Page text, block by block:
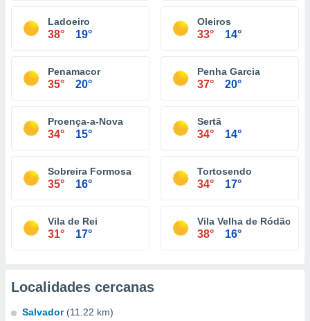
Ladoeiro
38° 19°
Oleiros
33° 14°
Penamacor
35° 20°
Penha Garcia
37° 20°
Proença-a-Nova
34° 15°
Sertã
34° 14°
Sobreira Formosa
35° 16°
Tortosendo
34° 17°
Vila de Rei
31° 17°
Vila Velha de Ródão
38° 16°
Localidades cercanas
Salvador (11.22 km)